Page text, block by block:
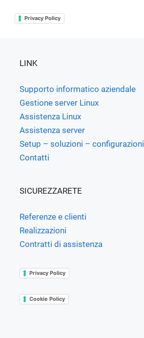
Privacy Policy
LINK
Supporto informatico aziendale
Gestione server Linux
Assistenza Linux
Assistenza server
Setup – soluzioni – configurazioni
Contatti
SICUREZZARETE
Referenze e clienti
Realizzazioni
Contratti di assistenza
Privacy Policy
Cookie Policy